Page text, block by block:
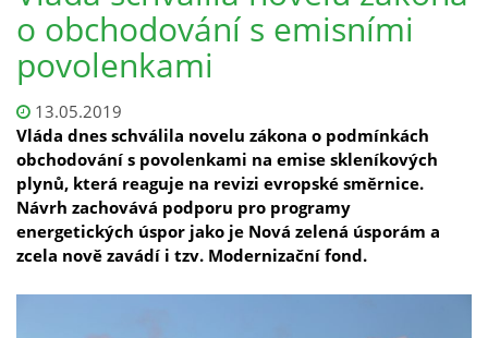
o obchodování s emisními
povolenkami
13.05.2019
Vláda dnes schválila novelu zákona o podmínkách
obchodování s povolenkami na emise skleníkových
plynů, která reaguje na revizi evropské směrnice.
Návrh zachovává podporu pro programy
energetických úspor jako je Nová zelená úsporám a
zcela nově zavádí i tzv. Modernizační fond.